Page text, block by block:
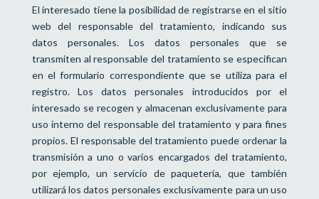
El interesado tiene la posibilidad de registrarse en el sitio
web del responsable del tratamiento, indicando sus
datos personales. Los datos personales que se
transmiten al responsable del tratamiento se especifican
en el formulario correspondiente que se utiliza para el
registro. Los datos personales introducidos por el
interesado se recogen y almacenan exclusivamente para
uso interno del responsable del tratamiento y para fines
propios. El responsable del tratamiento puede ordenar la
transmisión a uno o varios encargados del tratamiento,
por ejemplo, un servicio de paquetería, que también
utilizará los datos personales exclusivamente para un uso